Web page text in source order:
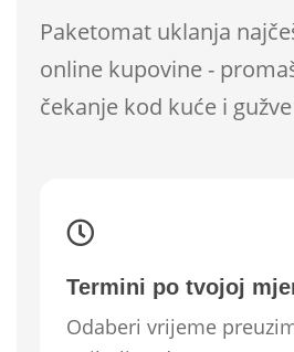
Paketomat uklanja
online kupovine -
čekanje kod kuće i
Termini po tvojoj
Odaberi vrijeme